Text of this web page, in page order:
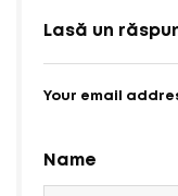
Lasă un
Your email
Name